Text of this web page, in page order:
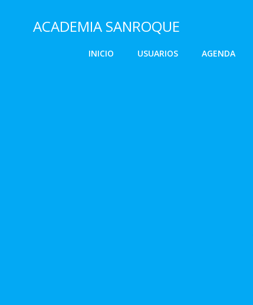
contenidoACADEMIA SANROQUE
INICIO USUARIOS AGENDA